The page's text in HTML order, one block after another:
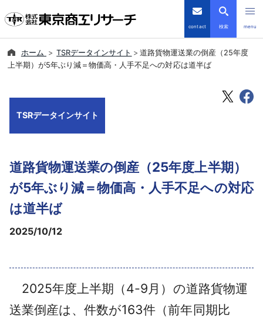
contact 検索 menu
倒産・注目企業情報
会社案内
よくあるご質問
ホーム TSRデータインサイト
道路貨物運送業の倒産（25年度
上半期）が5年ぶり減＝物価高・人手不足への対応は道半ば
TSRデータインサイト
道路貨物運送業の倒産（25年度上半期）
が5年ぶり減＝物価高・人手不足への対応
は道半ば
2025/10/12
2025年度上半期（4-9月）の道路貨物運
送業倒産は、件数が163件（前年同期比